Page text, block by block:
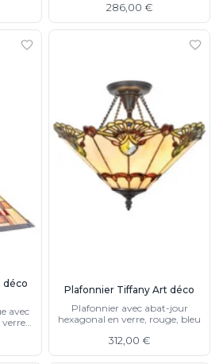
chaine, métal finition bronze
286,00 €
déco
avec
Plafonnier Tiffany Art déco
Plafonnier avec abat-jour
hexagonal en verre, rouge, bleu
312,00 €